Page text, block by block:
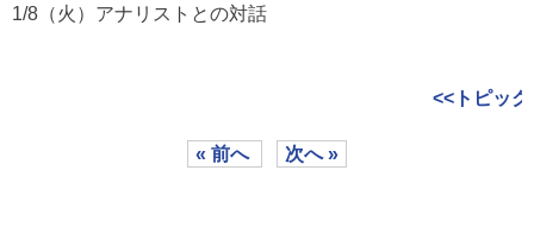
1/8（火）アナリストとの対話
<<トピッ
« 前へ 次へ »